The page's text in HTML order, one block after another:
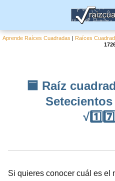
Aprende Raíces Cuadradas | Raíces
🟦 Raíz
Si quieres conocer cuál es el